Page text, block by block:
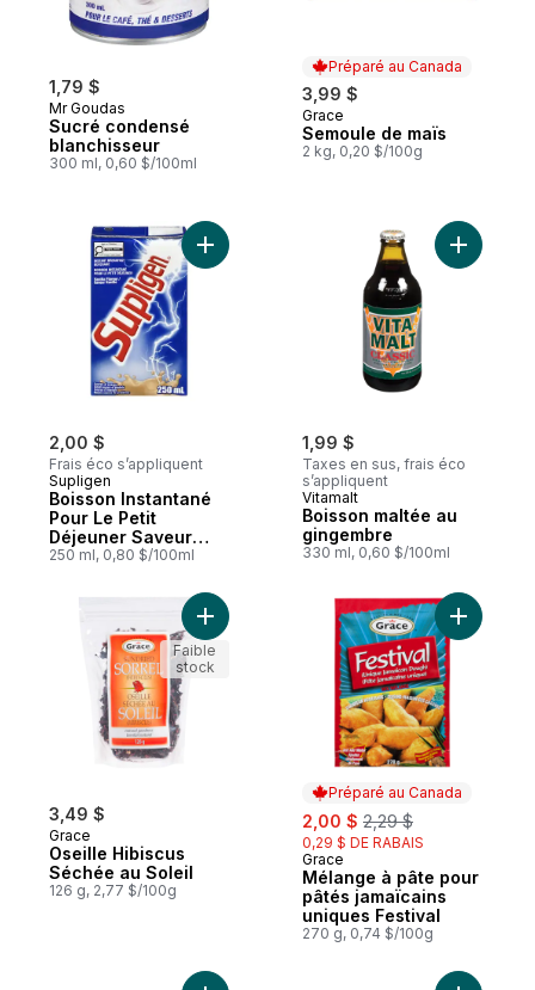
1,79 $
Mr Goudas
Sucré condensé
blanchisseur
300 ml, 0,60 $/100ml
Préparé au Canada
3,99 $
Préparé au Canada
Grace
Semoule de maïs
2 kg, 0,20 $/100g
2,00 $
Frais éco s’appliquent
Supligen
Boisson Instantané
Pour Le Petit
Déjeuner Saveur
Vanille
250 ml, 0,80 $/100ml
Ajouter Boisson Instantané Pour Le Petit
1,99 $
Taxes en sus, frais éco
s’appliquent
Vitamalt
Boisson maltée au
gingembre
330 ml, 0,60 $/100ml
Ajouter
3,49 $
Grace
Oseille Hibiscus
Séchée au Soleil
126 g, 2,77 $/100g
Ajouter Oseille Hibiscus Séchée au Soleil
Faible
stock
Préparé au Canada
sale:
2,00 $ , formerly:
2,29 $
0,29 $ DE RABAIS
Préparé au Canada
Grace
Mélange à pâte pour
pâtés jamaïcains
uniques Festival
270 g, 0,74 $/100g
Ajouter